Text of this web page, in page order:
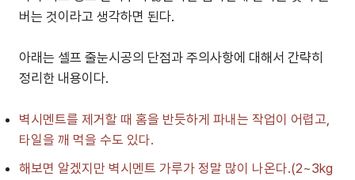
버는 것이라고 생각하면 된다.
아래는 셀프 줄눈시공의 단점과 주의사항에 대해서 간략히
정리한 내용이다.
벽시멘트를 제거할 때 홈을 반듯하게 파내는 작업이 어렵고,
타일을 깨 먹을 수도 있다.
해보면 알겠지만 벽시멘트 가루가 정말 많이 나온다.(2~3kg